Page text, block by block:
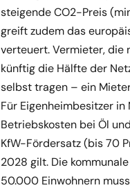
steigende CO2-Preis
greift zudem das
verteuert. Vermieter, die
künftig die Hälfte der
selbst tragen – ein
Für Eigenheimbesitzer
Betriebskosten bei Öl
KfW-Fördersatz (bis 70
2028 gilt. Die
50.000 Einwohnern